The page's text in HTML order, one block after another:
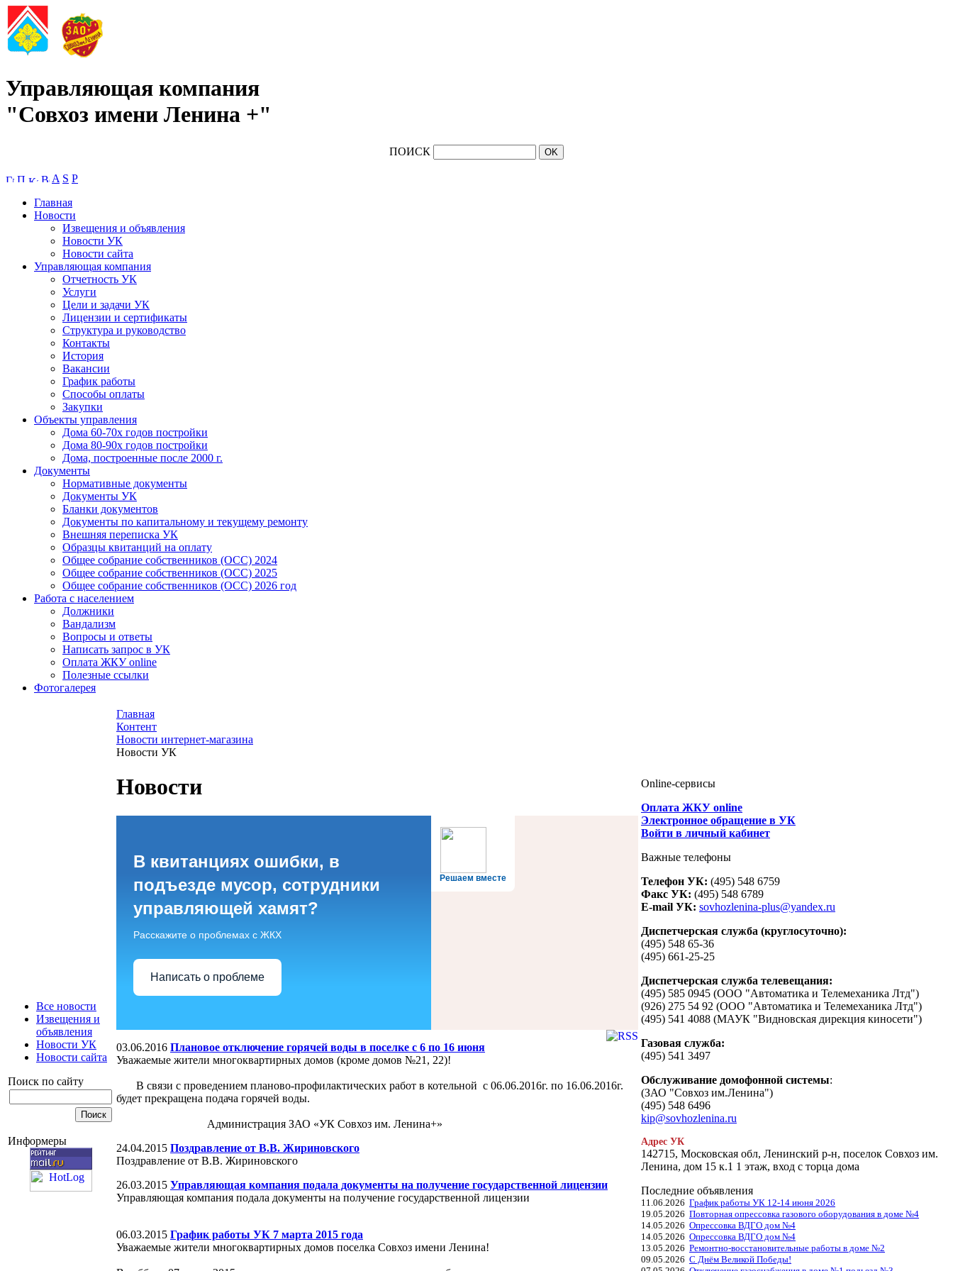
Управляющая компания
"Совхоз имени Ленина +"
ПОИСК
A S P
Главная
Новости
Извещения и объявления
Новости УК
Новости сайта
Управляющая компания
Отчетность УК
Услуги
Цели и задачи УК
Лицензии и сертификаты
Структура и руководство
Контакты
История
Вакансии
График работы
Способы оплаты
Закупки
Объекты управления
Дома 60-70х годов постройки
Дома 80-90х годов постройки
Дома, построенные после 2000 г.
Документы
Нормативные документы
Документы УК
Бланки документов
Документы по капитальному и текущему ремонту
Внешняя переписка УК
Образцы квитанций на оплату
Общее собрание собственников (ОСС) 2024
Общее собрание собственников (ОСС) 2025
Общее собрание собственников (ОСС) 2026 год
Работа с населением
Должники
Вандализм
Вопросы и ответы
Написать запрос в УК
Оплата ЖКУ online
Полезные ссылки
Фотогалерея
Все новости
Извещения и
объявления
Новости УК
Новости сайта
Поиск по сайту
Информеры
Главная
Контент
Новости интернет-магазина
Новости УК
Новости
Решаем вместе
В квитанциях ошибки, в
подъезде мусор, сотрудники
управляющей хамят?
Расскажите о проблемах с ЖКХ
Написать о проблеме
03.06.2016 Плановое отключение горячей воды в поселке с 6 по 16 июня
Уважаемые жители многоквартирных домов (кроме домов №21, 22)!
В связи с проведением планово-профилактических работ в котельной с 06.06.2016г. по 16.06.2016г.
будет прекращена подача горячей воды.
Администрация ЗАО «УК Совхоз им. Ленина+»
24.04.2015 Поздравление от В.В. Жириновского
Поздравление от В.В. Жириновского
26.03.2015 Управляющая компания подала документы на получение государственной лицензии
Управляющая компания подала документы на получение государственной лицензии
06.03.2015 График работы УК 7 марта 2015 года
Уважаемые жители многоквартирных домов поселка Совхоз имени Ленина!
Online-сервисы
Оплата ЖКУ online
Электронное обращение в УК
Войти в личный кабинет
Важные телефоны
Телефон УК: (495) 548 6759
Факс УК: (495) 548 6789
E-mail УК: sovhozlenina-plus@yandex.ru
Диспетчерская служба (круглосуточно):
(495) 548 65-36
(495) 661-25-25
Диспетчерская служба телевещания:
(495) 585 0945 (ООО "Автоматика и Телемеханика Лтд")
(926) 275 54 92 (ООО "Автоматика и Телемеханика Лтд")
(495) 541 4088 (МАУК "Видновская дирекция киносети")
Газовая служба:
(495) 541 3497
Обслуживание домофонной системы:
(ЗАО "Совхоз им.Ленина")
(495) 548 6496
kip@sovhozlenina.ru
Адрес УК
142715, Московская обл, Ленинский р-н, поселок Совхоз им.
Ленина, дом 15 к.1 1 этаж, вход с торца дома
Последние объявления
11.06.2026 График работы УК 12-14 июня 2026
19.05.2026 Повторная опрессовка газового оборудования в доме №4
14.05.2026 Опрессовка ВДГО дом №4
14.05.2026 Опрессовка ВДГО дом №4
13.05.2026 Ремонтно-восстановительные работы в доме №2
09.05.2026 С Днём Великой Победы!